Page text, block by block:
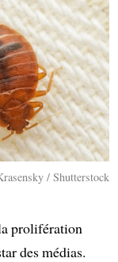
/ Shutterstock
prolifération
des médias.